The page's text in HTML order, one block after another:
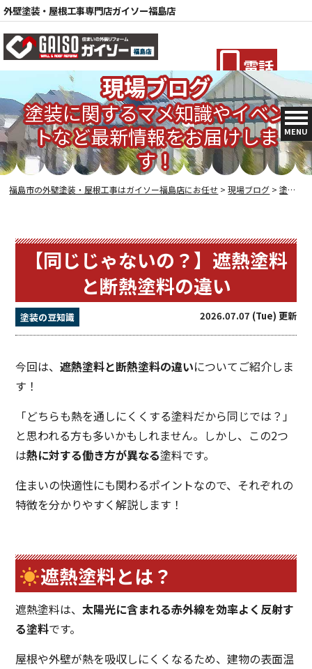
外壁塗装・屋根工事専門店ガイソー福島店
電話
MENU
現場ブログ
塗装に関するマメ知識やイベン
トなど最新情報をお届けしま
す！
福島市の外壁塗装・屋根工事はガイソー福島店にお任せ >現場ブログ >塗装の豆知識
【同じじゃないの？】遮熱塗料
と断熱塗料の違い
塗装の豆知識 2026.07.07 (Tue) 更新
今回は、遮熱塗料と断熱塗料の違いについてご紹介しま
す！
「どちらも熱を通しにくくする塗料だから同じでは？」
と思われる方も多いかもしれません。しかし、この2つ
は熱に対する働き方が異なる塗料です。
住まいの快適性にも関わるポイントなので、それぞれの
特徴を分かりやすく解説します！
遮熱塗料とは？
遮熱塗料は、太陽光に含まれる赤外線を効率よく反射す
る塗料です。
屋根や外壁が熱を吸収しにくくなるため、建物の表面温